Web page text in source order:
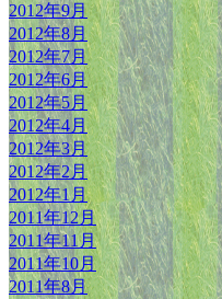
2012年9月
2012年8月
2012年7月
2012年6月
2012年5月
2012年4月
2012年3月
2012年2月
2012年1月
2011年12月
2011年11月
2011年10月
2011年8月